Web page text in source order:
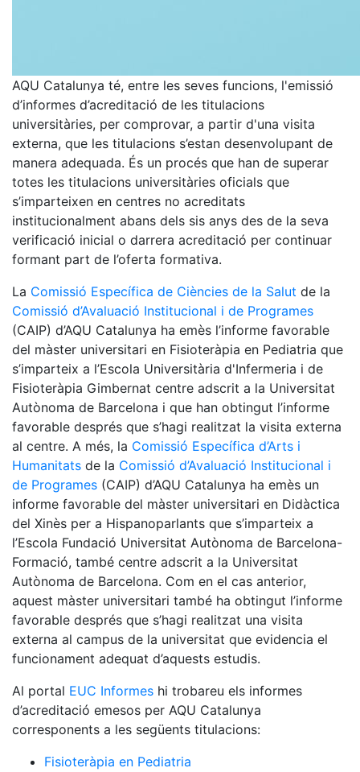
AQU Catalunya té, entre les seves funcions, l'emissió
d’informes d’acreditació de les titulacions
universitàries, per comprovar, a partir d'una visita
externa, que les titulacions s’estan desenvolupant de
manera adequada. És un procés que han de superar
totes les titulacions universitàries oficials que
s’imparteixen en centres no acreditats
institucionalment abans dels sis anys des de la seva
verificació inicial o darrera acreditació per continuar
formant part de l’oferta formativa.
La Comissió Específica de Ciències de la Salut de la
Comissió d’Avaluació Institucional i de Programes
(CAIP) d’AQU Catalunya ha emès l’informe favorable
del màster universitari en Fisioteràpia en Pediatria que
s’imparteix a l’Escola Universitària d'Infermeria i de
Fisioteràpia Gimbernat centre adscrit a la Universitat
Autònoma de Barcelona i que han obtingut l’informe
favorable després que s’hagi realitzat la visita externa
al centre. A més, la Comissió Específica d’Arts i
Humanitats de la Comissió d’Avaluació Institucional i
de Programes (CAIP) d’AQU Catalunya ha emès un
informe favorable del màster universitari en Didàctica
del Xinès per a Hispanoparlants que s’imparteix a
l’Escola Fundació Universitat Autònoma de Barcelona-
Formació, també centre adscrit a la Universitat
Autònoma de Barcelona. Com en el cas anterior,
aquest màster universitari també ha obtingut l’informe
favorable després que s’hagi realitzat una visita
externa al campus de la universitat que evidencia el
funcionament adequat d’aquests estudis.
Al portal EUC Informes hi trobareu els informes
d’acreditació emesos per AQU Catalunya
corresponents a les següents titulacions:
Fisioteràpia en Pediatria